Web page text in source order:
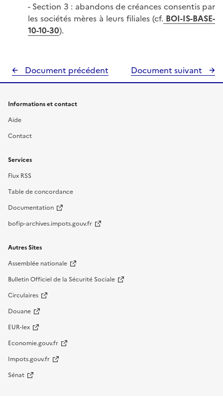
- Section 3 : abandons de créances consentis par
les sociétés mères à leurs filiales (cf. BOI-IS-BASE-
10-10-30).
Document précédent Document suivant
Informations et contact
Aide
Contact
Services
Flux RSS
Table de concordance
Documentation
bofip-archives.impots.gouv.fr
Autres Sites
Assemblée nationale
Bulletin Officiel de la Sécurité Sociale
Circulaires
Douane
EUR-lex
Economie.gouv.fr
Impots.gouv.fr
Sénat